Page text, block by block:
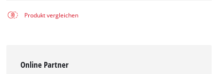
Produkt vergleichen
Online Partner